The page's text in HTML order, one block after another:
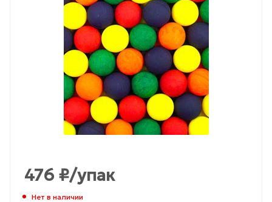
476 ₽/упак
Нет в наличии